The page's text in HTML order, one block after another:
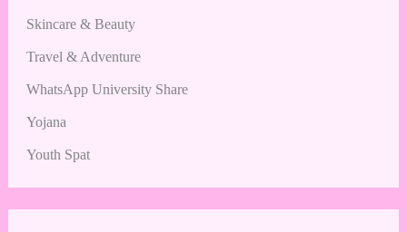
Skincare & Beauty
Travel & Adventure
WhatsApp University Share
Yojana
Youth Spat